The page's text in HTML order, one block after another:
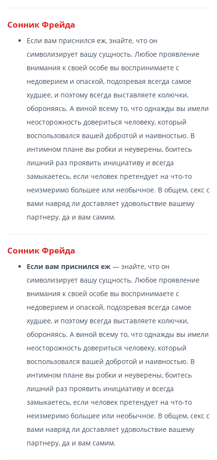
Сонник Фрейда
Если вам приснился еж, знайте, что он
символизирует вашу сущность. Любое проявление
внимания к своей особе вы воспринимаете с
недоверием и опаской, подозревая всегда самое
худшее, и поэтому всегда выставляете колючки,
обороняясь. А виной всему то, что однажды вы имели
неосторожность довериться человеку, который
воспользовался вашей добротой и наивностью. В
интимном плане вы робки и неуверены, боитесь
лишний раз проявить инициативу и всегда
замыкаетесь, если человек претендует на что-то
неизмеримо большее или необычное. В общем, секс с
вами навряд ли доставляет удовольствие вашему
партнеру, да и вам самим.
Сонник Фрейда
Если вам приснился еж — знайте, что он
символизирует вашу сущность. Любое проявление
внимания к своей особе вы воспринимаете с
недоверием и опаской, подозревая всегда самое
худшее, и поэтому всегда выставляете колючки,
обороняясь. А виной всему то, что однажды вы имели
неосторожность довериться человеку, который
воспользовался вашей добротой и наивностью. В
интимном плане вы робки и неуверены, боитесь
лишний раз проявить инициативу и всегда
замыкаетесь, если человек претендует на что-то
неизмеримо большее или необычное. В общем, секс с
вами навряд ли доставляет удовольствие вашему
партнеру, да и вам самим.